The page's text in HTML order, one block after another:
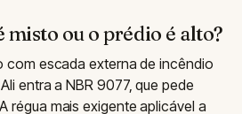
misto ou o prédio é alto?
com escada externa de incêndio
entra a NBR 9077, que pede
régua mais exigente aplicável a